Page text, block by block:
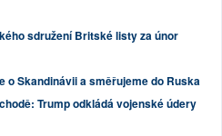
sdružení Britské listy za únor
o Skandinávii a směřujeme do Ruska
Trump odkládá vojenské údery